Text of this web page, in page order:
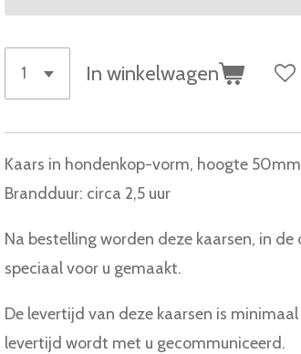
In winkelwagen
Kaars in hondenkop-vorm, hoogte 50mm
Brandduur: circa 2,5 uur
Na bestelling worden deze kaarsen, in de
speciaal voor u gemaakt.
De levertijd van deze kaarsen is
levertijd wordt met u gecommuniceerd.